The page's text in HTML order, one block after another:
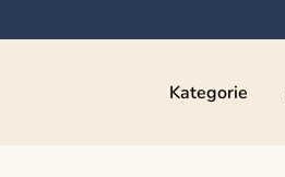
Kategorie